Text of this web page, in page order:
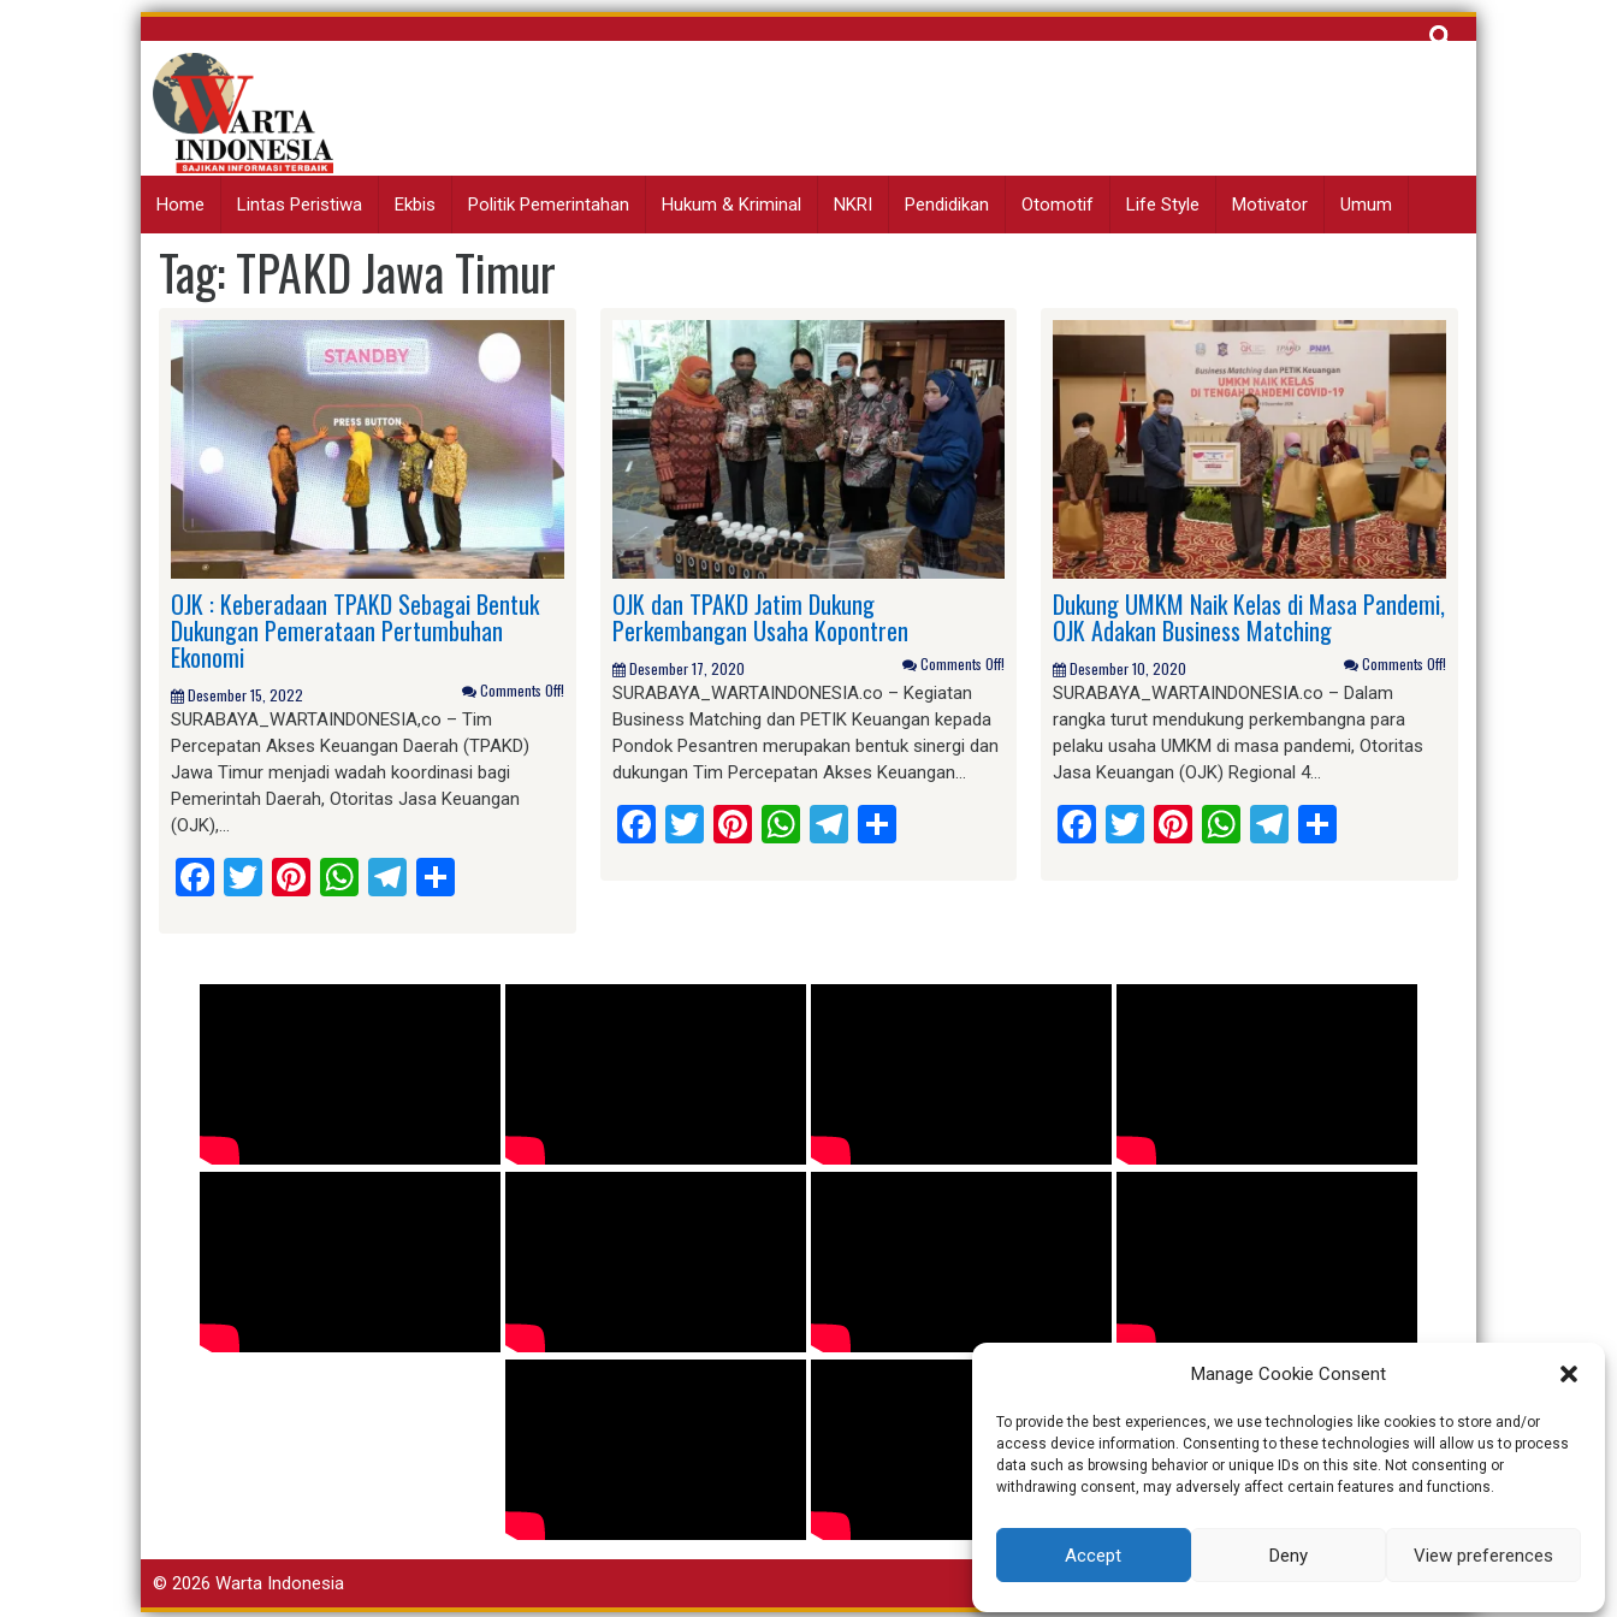
Manage Cookie Consent
To provide the best experiences, we use technologies like cookies to store and/or
access device information. Consenting to these technologies will allow us to process
data such as browsing behavior or unique IDs on this site. Not consenting or
withdrawing consent, may adversely affect certain features and functions.
Accept Deny View preferences
Skip
content
Cari
Home Lintas Peristiwa Ekbis Politik Pemerintahan Hukum & Kriminal NKRI Pendidikan Otomotif Life Style Motivator Umum
Tag:TPAKD Jawa Timur
OJK : Keberadaan TPAKD Sebagai Bentuk
Dukungan Pemerataan Pertumbuhan
Ekonomi
Desember 15, 2022 Comments Off!
SURABAYA_WARTAINDONESIA,co – Tim
Percepatan Akses Keuangan Daerah (TPAKD)
Jawa Timur menjadi wadah koordinasi bagi
Pemerintah Daerah, Otoritas Jasa Keuangan
(OJK),…
Facebook
Twitter
Pinterest
WhatsApp
Telegram
OJK dan TPAKD Jatim Dukung
Perkembangan Usaha Kopontren
Desember 17, 2020 Comments Off!
SURABAYA_WARTAINDONESIA.co – Kegiatan
Business Matching dan PETIK Keuangan kepada
Pondok Pesantren merupakan bentuk sinergi dan
dukungan Tim Percepatan Akses Keuangan…
Facebook
Twitter
Pinterest
WhatsApp
Telegram
Share
Dukung UMKM Naik Kelas di Masa Pandemi,
OJK Adakan Business Matching
Desember 10, 2020 Comments Off!
SURABAYA_WARTAINDONESIA.co – Dalam
rangka turut mendukung perkembangna para
pelaku usaha UMKM di masa pandemi, Otoritas
Jasa Keuangan (OJK) Regional 4…
Facebook
Twitter
Pinterest
WhatsApp
Telegram
© 2026 Warta Indonesia